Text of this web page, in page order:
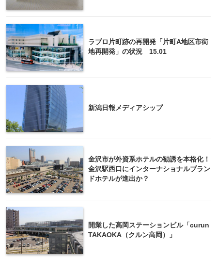
ラブロ片町跡の再開発「片町A地区市街
地再開発」の状況 15.01
新潟日報メディアシップ
金沢市が外資系ホテルの勧誘を本格化！
金沢駅西口にインターナショナルブラン
ドホテルが進出か？
開業した高岡ステーションビル「curun
TAKAOKA（クルン高岡）」